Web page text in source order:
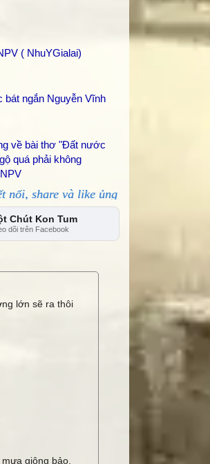
( NhuYGialai)
bát ngắn Nguyễn Vĩnh
về bài thơ "Đất nước
quá phải không
like ủng hộ!
Chút Kon Tum
dõi trên Facebook
lớn sẽ ra thôi
giông bảo,